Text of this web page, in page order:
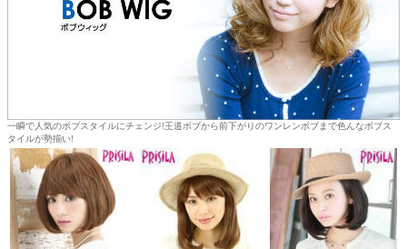
一瞬で人気のボブスタイルにチェンジ!王道ボブから前下がりのワンレンボブまで色んなボブス
タイルが勢揃い!